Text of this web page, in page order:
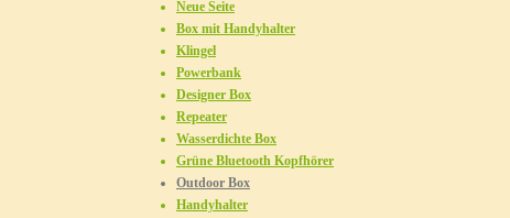
Neue Seite
Box mit Handyhalter
Klingel
Powerbank
Designer Box
Repeater
Wasserdichte Box
Grüne Bluetooth Kopfhörer
Outdoor Box
Handyhalter